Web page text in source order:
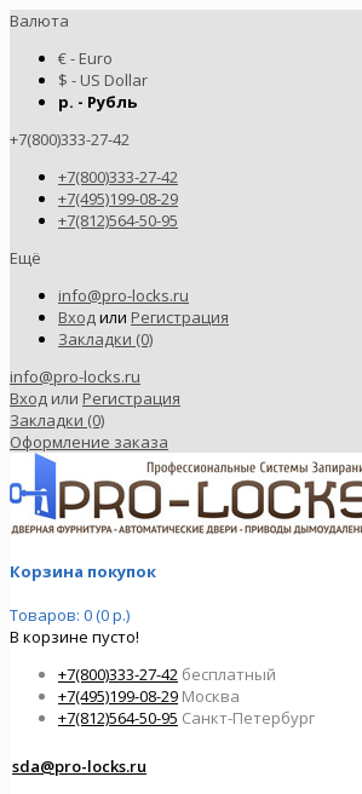
Валюта
€ - Euro
$ - US Dollar
р. - Рубль
+7(800)333-27-42
+7(800)333-27-42
+7(495)199-08-29
+7(812)564-50-95
Ещё
info@pro-locks.ru
Входили Регистрация
Закладки (0)
info@pro-locks.ru
Вход или Регистрация
Закладки (0)
Оформление заказа
Корзина покупок
Товаров: 0 (0 р.)
В корзине пусто!
+7(800)333-27-42 бесплатный
+7(495)199-08-29 Москва
+7(812)564-50-95 Санкт-Петербург
sda@pro-locks.ru